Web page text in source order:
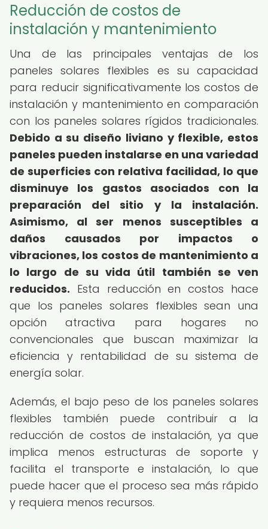
Reducción de costos de
instalación y mantenimiento
Una de las principales ventajas de los
paneles solares flexibles es su capacidad
para reducir significativamente los costos de
instalación y mantenimiento en comparación
con los paneles solares rígidos tradicionales.
Debido a su diseño liviano y flexible, estos
paneles pueden instalarse en una variedad
de superficies con relativa facilidad, lo que
disminuye los gastos asociados con la
preparación del sitio y la instalación.
Asimismo, al ser menos susceptibles a
daños causados por impactos o
vibraciones, los costos de mantenimiento a
lo largo de su vida útil también se ven
reducidos. Esta reducción en costos hace
que los paneles solares flexibles sean una
opción atractiva para hogares no
convencionales que buscan maximizar la
eficiencia y rentabilidad de su sistema de
energía solar.
Además, el bajo peso de los paneles solares
flexibles también puede contribuir a la
reducción de costos de instalación, ya que
implica menos estructuras de soporte y
facilita el transporte e instalación, lo que
puede hacer que el proceso sea más rápido
y requiera menos recursos.